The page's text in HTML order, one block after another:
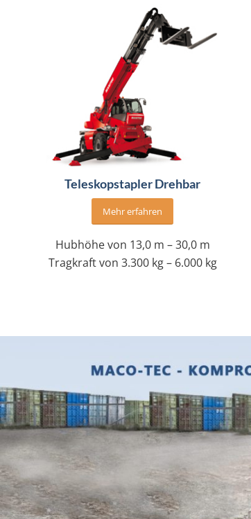
Teleskopstapler Drehbar
Mehr erfahren
Hubhöhe von 13,0 m – 30,0 m
Tragkraft von 3.300 kg – 6.000 kg